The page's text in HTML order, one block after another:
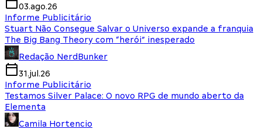
03.ago.26
Informe Publicitário
Stuart Não Consegue Salvar o Universo expande a franquia
The Big Bang Theory com “herói” inesperado
Redação NerdBunker
31.jul.26
Informe Publicitário
Testamos Silver Palace: O novo RPG de mundo aberto da
Elementa
Camila Hortencio